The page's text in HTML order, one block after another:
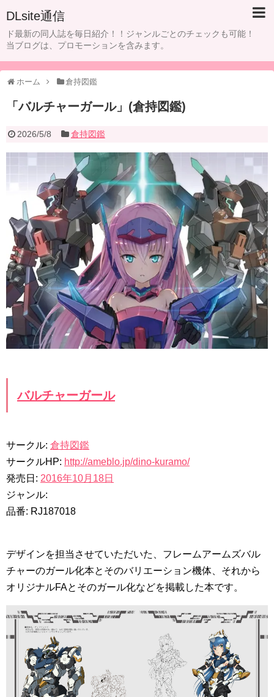
DLsite通信
ド最新の同人誌を毎日紹介！！ジャンルごとのチェックも可能！
当ブログは、プロモーションを含みます。
ホーム 倉持図鑑
「バルチャーガール」(倉持図鑑)
2026/5/8 倉持図鑑
バルチャーガール
サークル: 倉持図鑑
サークルHP: http://ameblo.jp/dino-kuramo/
発売日: 2016年10月18日
ジャンル:
品番: RJ187018
デザインを担当させていただいた、フレームアームズバル
チャーのガール化本とそのバリエーション機体、それから
オリジナルFAとそのガール化などを掲載した本です。